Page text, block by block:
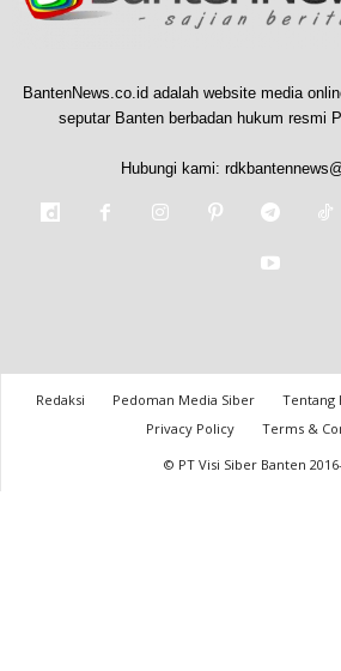
BantenNews.co.id adalah website media
seputar Banten berbadan hukum resmi
Hubungi kami:
Redaksi Pedoman Media Siber Tentang
Privacy Policy
Terms &
© PT Visi Siber Banten